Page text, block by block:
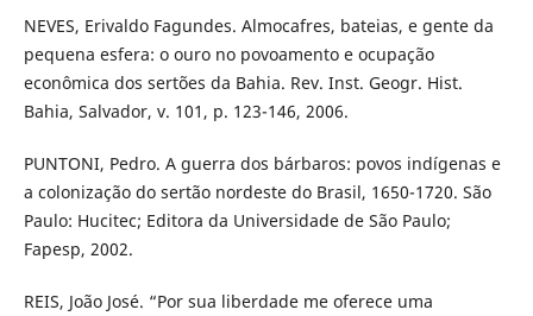
NEVES, Erivaldo Fagundes. Almocafres, bateias, e gente da
pequena esfera: o ouro no povoamento e ocupação
econômica dos sertões da Bahia. Rev. Inst. Geogr. Hist.
Bahia, Salvador, v. 101, p. 123-146, 2006.
PUNTONI, Pedro. A guerra dos bárbaros: povos indígenas e
a colonização do sertão nordeste do Brasil, 1650-1720. São
Paulo: Hucitec; Editora da Universidade de São Paulo;
Fapesp, 2002.
REIS, João José. “Por sua liberdade me oferece uma